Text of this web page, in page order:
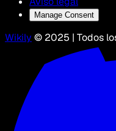
Manage Consent
Wikily © 2025 | Todos